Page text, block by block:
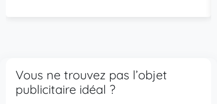
Vous ne trouvez pas l’objet
publicitaire idéal ?